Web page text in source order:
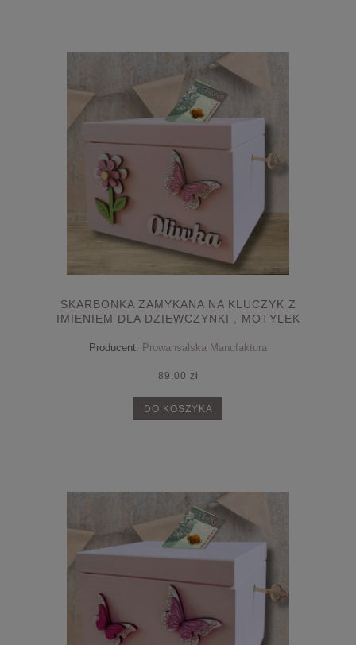
SKARBONKA ZAMYKANA NA KLUCZYK Z
IMIENIEM DLA DZIEWCZYNKI , MOTYLEK
Producent: Prowansalska Manufaktura
89,00 zł
DO KOSZYKA